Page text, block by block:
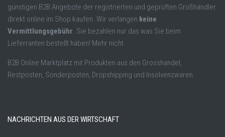
günstigen B2B Angebote der registrierten und geprüften Großhändler
direkt online im Shop kaufen. Wir verlangen keine
Vermittlungsgebühr. Sie bezahlen nur das was Sie beim
Lieferranten bestellt haben! Mehr nicht.
B2B Online Marktplatz mit Produkten aus den Grosshandel,
Restposten, Sonderposten, Dropshipping und Insolvenzwaren.
NACHRICHTEN AUS DER WIRTSCHAFT